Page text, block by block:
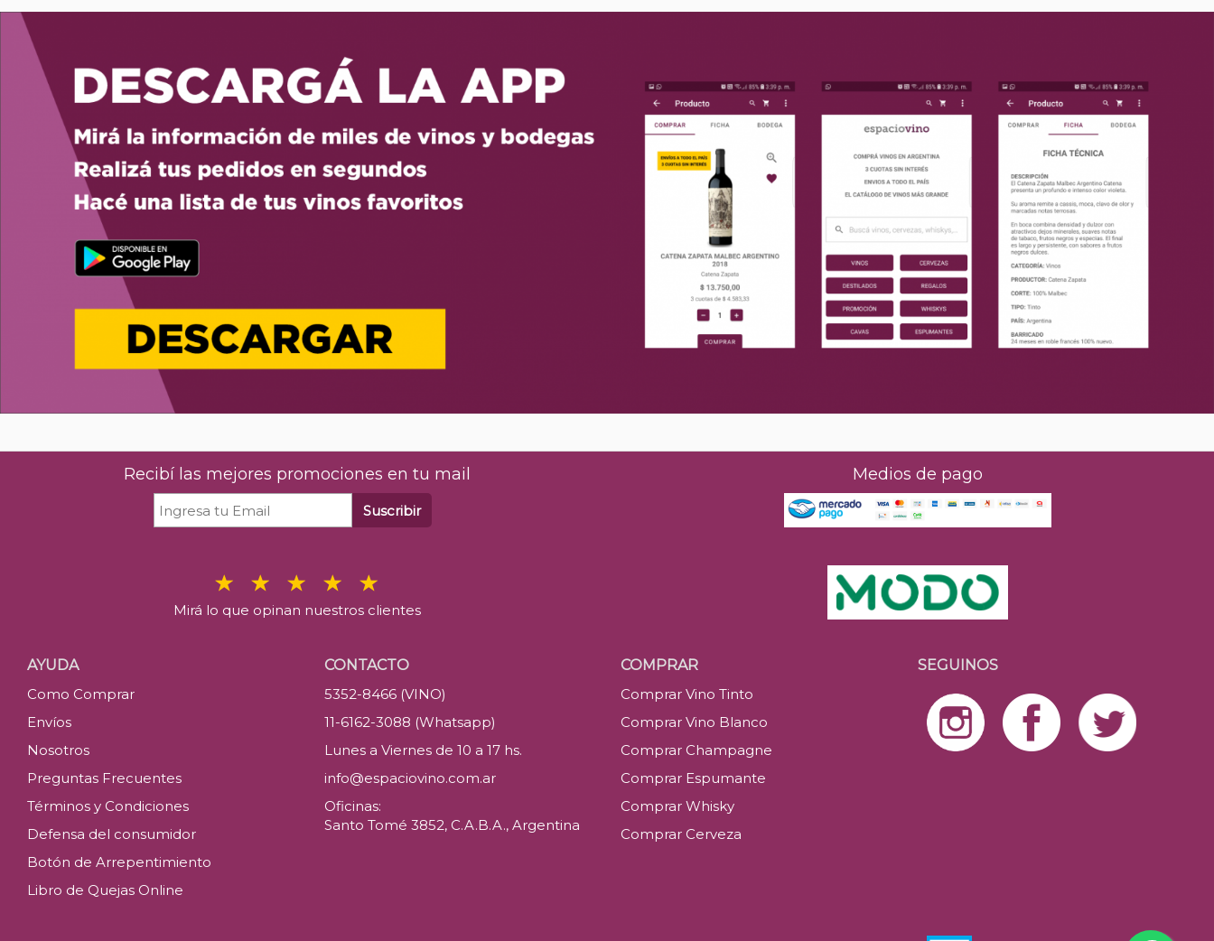
Recibí las mejores promociones en tu mail
Suscribir
Mirá lo que opinan nuestros clientes
Medios de pago
AYUDA
Como Comprar
Envíos
Nosotros
Preguntas Frecuentes
Términos y Condiciones
Defensa del consumidor
Botón de Arrepentimiento
Libro de Quejas Online
CONTACTO
5352-8466 (VINO)
11-6162-3088 (Whatsapp)
Lunes a Viernes de 10 a 17 hs.
info@espaciovino.com.ar
Oficinas:
Santo Tomé 3852, C.A.B.A., Argentina
COMPRAR
Comprar Vino Tinto
Comprar Vino Blanco
Comprar Champagne
Comprar Espumante
Comprar Whisky
Comprar Cerveza
SEGUINOS